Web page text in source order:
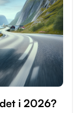
i 2026?